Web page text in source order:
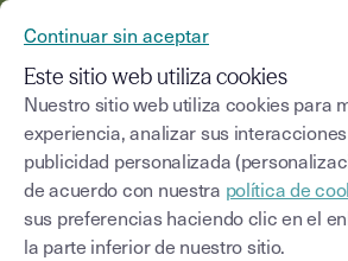
Blog| Documentos>Contrato de
Seleccionar una categoría
Continuar sin aceptar
Este sitio web utiliza cookies
Nuestro sitio web utiliza cookies para
experiencia, analizar sus
publicidad personalizada
de acuerdo con nuestra política de
sus preferencias haciendo clic en el
la parte inferior de nuestro sitio.